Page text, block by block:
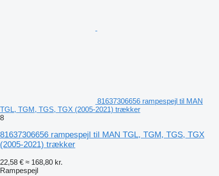
81637306656 rampespejl til MAN
TGL, TGM, TGS, TGX (2005-2021) trækker
8
81637306656 rampespejl til MAN TGL, TGM, TGS, TGX
(2005-2021) trækker
22,58 € ≈ 168,80 kr.
Rampespejl